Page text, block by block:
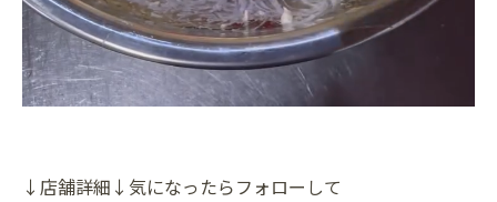
↓店舗詳細↓気になったらフォローして